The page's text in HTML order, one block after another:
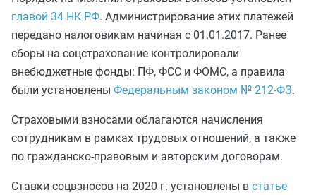
главой 34 НК РФ. Администрирование этих платежей
передано налоговикам начиная с 01.01.2017. Ранее
сборы на соцстрахование контролировали
внебюджетные фонды: ПФ, ФСС и ФОМС, а правила
были установлены Федеральным законом № 212-ФЗ.
Страховыми взносами облагаются начисления
сотрудникам в рамках трудовых отношений, а также
по гражданско-правовым и авторским договорам.
Ставки соцвзносов на 2020 г. установлены в статье